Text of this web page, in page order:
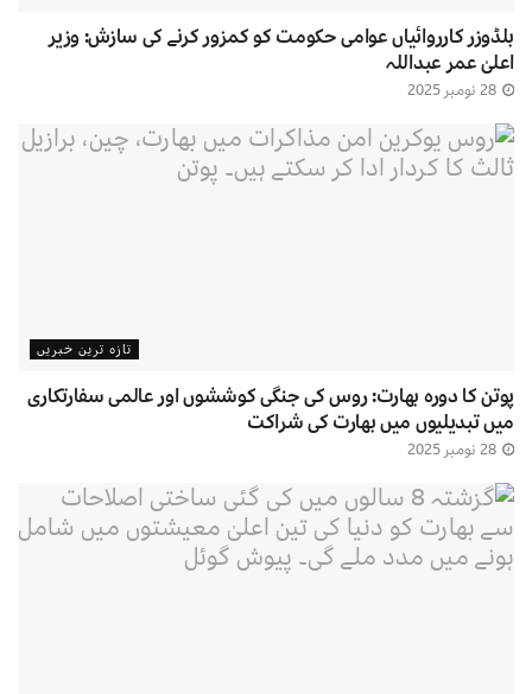
بلڈوزر کارروائیاں عوامی حکومت کو کمزور کرنے کی سازش: وزیر
اعلیٰ عمر عبداللہ
تازہ ترین خبریں
پوتن کا دورہ بھارت: روس کی جنگی کوششوں اور عالمی سفارتکاری
میں تبدیلیوں میں بھارت کی شراکت